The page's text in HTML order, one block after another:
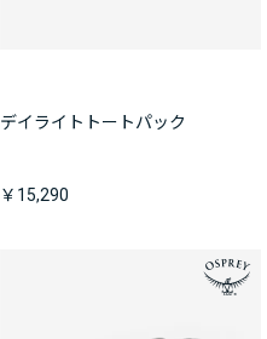
デイライトトートパック
￥15,290